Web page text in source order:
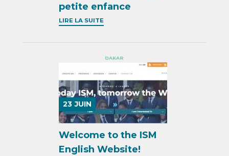
petite enfance
LIRE LA SUITE
DAKAR
23 JUIN
Welcome to the ISM
English Website!